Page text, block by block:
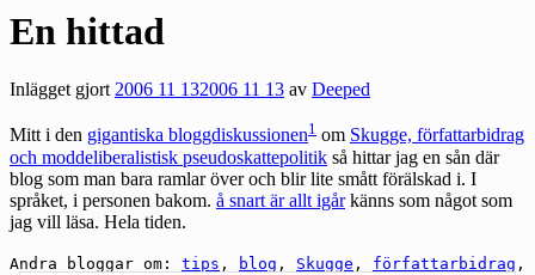
En hittad
Inlägget gjort2006 11 132006 11 13 av Deeped
Mitt i den gigantiska bloggdiskussionen1 om Skugge, författarbidrag
och moddeliberalistisk pseudoskattepolitik så hittar jag en sån där
blog som man bara ramlar över och blir lite smått förälskad i. I
språket, i personen bakom. å snart är allt igårkänns som något som
jag vill läsa. Hela tiden.
Andra bloggar om: tips , blog , Skugge , författarbidrag ,